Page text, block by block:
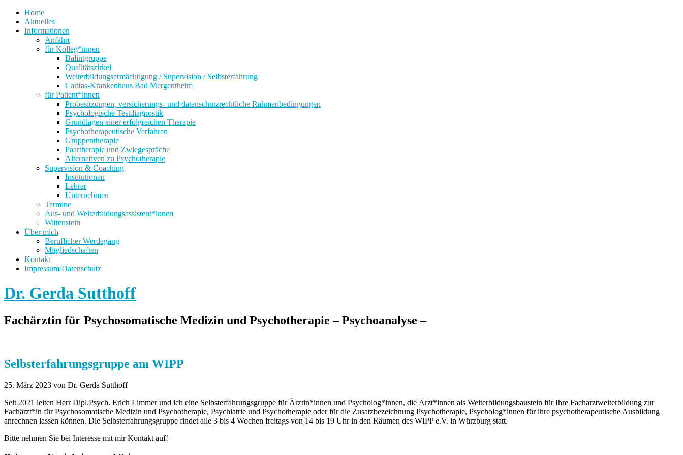
Home
Aktuelles
Informationen
Anfahrt
für Kolleg*innen
Balintgruppe
Qualitätszirkel
Weiterbildungsermächtigung / Supervision / Selbsterfahrung
Caritas-Krankenhaus Bad Mergentheim
für Patient*innen
Probesitzungen, versicherungs- und datenschutzrechtliche Rahmenbedingungen
Psychologische Testdiagnostik
Grundlagen einer erfolgreichen Therapie
Psychotherapeutische Verfahren
Gruppentherapie
Paartherapie und Zwiegespräche
Alternativen zu Psychotherapie
Supervision & Coaching
Institutionen
Lehrer
Unternehmen
Termine
Aus- und Weiterbildungsassistent*innen
Wittenstein
Über mich
Beruflicher Werdegang
Mitgliedschaften
Kontakt
Impressum/Datenschutz
Dr. Gerda Sutthoff
Fachärztin für Psychosomatische Medizin und Psychotherapie – Psychoanalyse –
Selbsterfahrungsgruppe am WIPP
25. März 2023 von Dr. Gerda Sutthoff
Seit 2021 leiten Herr Dipl.Psych. Erich Limmer und ich eine Selbsterfahrungsgruppe für Ärztin*innen und Psycholog*innen, die Ärzt*innen als Weiterbildungsbaustein für Ihre Facharztweiterbildung zur
Fachärzt*in für Psychosomatische Medizin und Psychotherapie, Psychiatrie und Psychotherapie oder für die Zusatzbezeichnung Psychotherapie, Psycholog*innen für ihre psychotherapeutische Ausbildung
anrechnen lassen können. Die Selbsterfahrungsgruppe findet alle 3 bis 4 Wochen freitags von 14 bis 19 Uhr in den Räumen des WIPP e.V. in Würzburg statt.
Bitte nehmen Sie bei Interesse mit mir Kontakt auf!